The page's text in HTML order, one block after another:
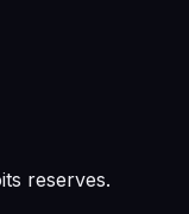
reserves.